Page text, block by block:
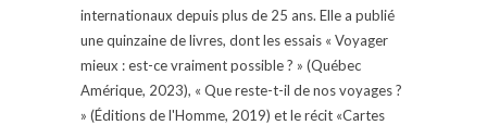
internationaux depuis plus de 25 ans. Elle a publié
une quinzaine de livres, dont les essais « Voyager
mieux : est-ce vraiment possible ? » (Québec
Amérique, 2023), « Que reste-t-il de nos voyages ?
» (Éditions de l'Homme, 2019) et le récit «Cartes